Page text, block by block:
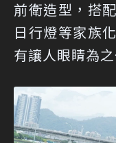
前衛造型，搭
日行燈等家族
有讓人眼睛為